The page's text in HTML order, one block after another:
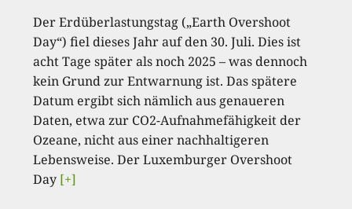
Der Erdüberlastungstag („Earth Overshoot
Day“) fiel dieses Jahr auf den 30. Juli. Dies ist
acht Tage später als noch 2025 – was dennoch
kein Grund zur Entwarnung ist. Das spätere
Datum ergibt sich nämlich aus genaueren
Daten, etwa zur CO2-Aufnahmefähigkeit der
Ozeane, nicht aus einer nachhaltigeren
Lebensweise. Der Luxemburger Overshoot
Day [+]